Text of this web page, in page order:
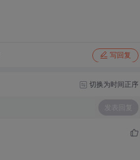
写回复
切换为时间正序
发表回复